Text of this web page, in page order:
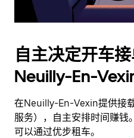
闭
日
历。
自主决定开车
Neuilly-En-
在Neuilly-En-Vexin提供接
服务），自主安排时间赚钱
可以通过优步租车。